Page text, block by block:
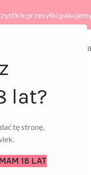
lat?
tę stronę,
18 LAT
przesyłki